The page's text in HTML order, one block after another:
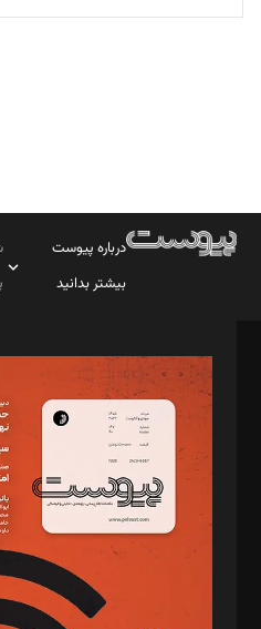
تحریریه
درباره پیوست
بیشتر بدانید
مدیر مسئول: محمدباقر اثنی‌عشری
سردبیر: مهرک محمودی
دبیر تحریریه: میثم قاسمی
د‌بیر ناداستان: سمانه سمیع
د‌بیر خدمت و تجارت: ابوالفضل رجبی
د‌بیر حقوق فناوری: حسام‌الدین
د‌بیر پیوست جهان: مینا پاکدل
د‌بیر تحریریه آنلاین: بابک نقاش
تحریریه‌: مجتبی محمود‌ی، آرش